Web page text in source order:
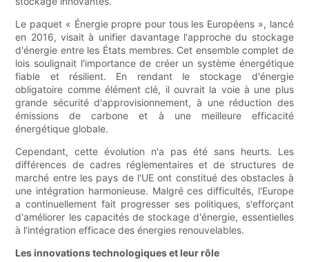
Le paquet « Énergie propre pour tous les Européens », lancé
en 2016, visait à unifier davantage l'approche du stockage
d'énergie entre les États membres. Cet ensemble complet de
lois soulignait l'importance de créer un système énergétique
fiable et résilient. En rendant le stockage d'énergie
obligatoire comme élément clé, il ouvrait la voie à une plus
grande sécurité d'approvisionnement, à une réduction des
émissions de carbone et à une meilleure efficacité
énergétique globale.
Cependant, cette évolution n'a pas été sans heurts. Les
différences de cadres réglementaires et de structures de
marché entre les pays de l'UE ont constitué des obstacles à
une intégration harmonieuse. Malgré ces difficultés, l'Europe
a continuellement fait progresser ses politiques, s'efforçant
d'améliorer les capacités de stockage d'énergie, essentielles
à l'intégration efficace des énergies renouvelables.
Les innovations technologiques et leur rôle